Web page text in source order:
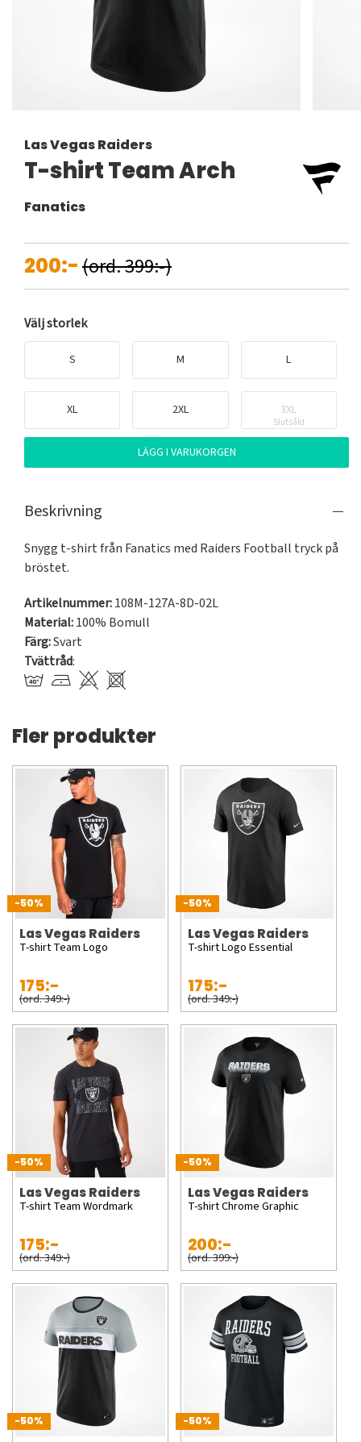
Las Vegas Raiders
T-shirt Team Arch
Fanatics
200:-(ord. 399:-)
Välj storlek
S M L
XL 2XL 3XL
Slutsåld
LÄGG I VARUKORGEN
Beskrivning
Snygg t-shirt från Fanatics med Raiders Football tryck på
bröstet.
Artikelnummer:108M-127A-8D-02L
Material:100% Bomull
Färg:Svart
Tvättråd:
Fler produkter
-50%
Las Vegas Raiders
T-shirt Team Logo
175:-
(ord. 349:-)
-50%
Las Vegas Raiders
T-shirt Logo Essential
175:-
(ord. 349:-)
-50%
Las Vegas Raiders
T-shirt Team Wordmark
175:-
(ord. 349:-)
-50%
Las Vegas Raiders
T-shirt Chrome Graphic
200:-
(ord. 399:-)
-50% -50%